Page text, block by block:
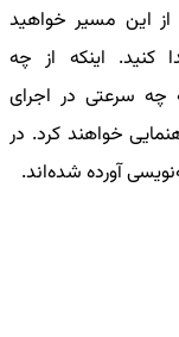
از این مسیر خواهید
کنید. اینکه از چه
چه سرعتی در اجرای
خواهند کرد. در
آورده شده‌اند.